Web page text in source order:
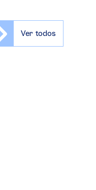
Ver todos